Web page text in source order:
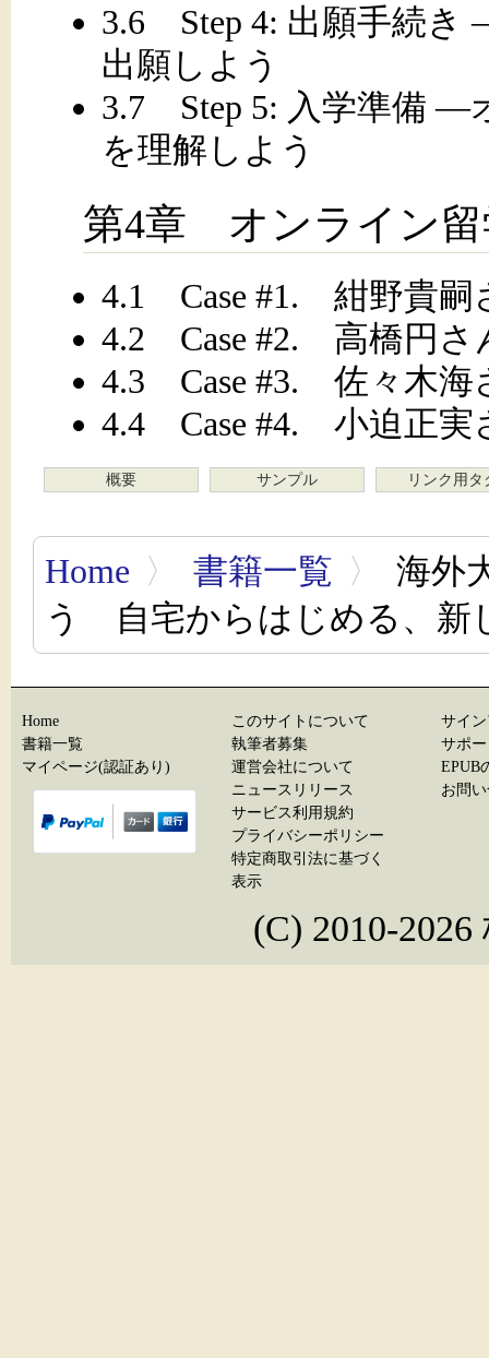
3.6 Step 4: 出願手続き
出願しよう
3.7 Step 5: 入学準備 ―
を理解しよう
第4章 オンライン留
4.1 Case #1. 紺野貴嗣
4.2 Case #2. 高橋円さ
4.3 Case #3. 佐々木海
4.4 Case #4. 小迫正実
概要 サンプル リンク用タ
Home 〉 書籍一覧 〉
海外
う 自宅からはじめる、新
Home
書籍一覧
マイページ(認証あり)
このサイトについて
執筆者募集
運営会社について
ニュースリリース
サービス利用規約
プライバシーポリシー
特定商取引法に基づく
表示
サイ
サポ
EPUB
お問
(C) 2010-